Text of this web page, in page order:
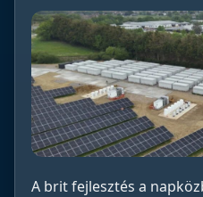
A brit fejlesztés a